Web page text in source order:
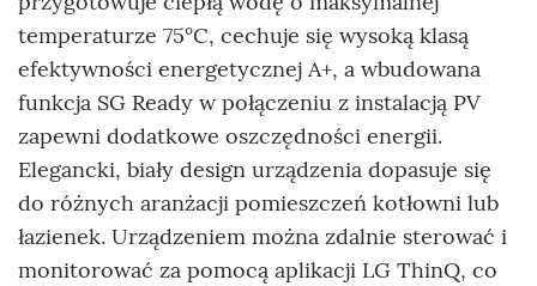
temperaturze 75°C, cechuje się wysoką klasą
efektywności energetycznej A+, a wbudowana
funkcja SG Ready w połączeniu z instalacją PV
zapewni dodatkowe oszczędności energii.
Elegancki, biały design urządzenia dopasuje się
do różnych aranżacji pomieszczeń kotłowni lub
łazienek. Urządzeniem można zdalnie sterować i
monitorować za pomocą aplikacji LG ThinQ, co